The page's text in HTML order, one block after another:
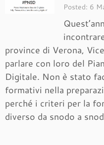
Posted: 6
province di Verona,
parlare con loro del
Digitale. Non è stato
formativi nella
perché i criteri per la
diverso da snodo a